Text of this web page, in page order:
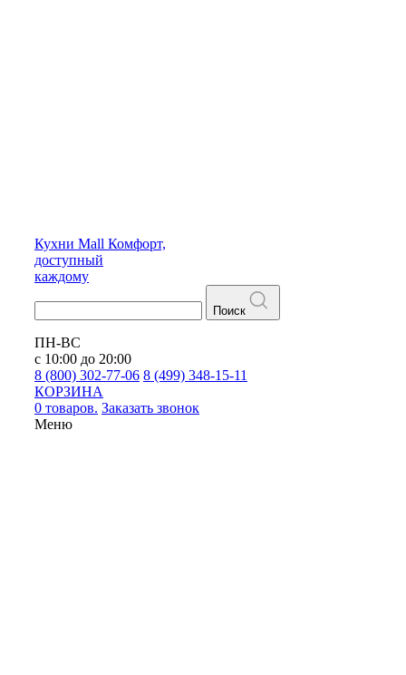
Кухни Mall Комфорт,
доступный
каждому
Поиск
ПН-ВС
с 10:00 до 20:00
8 (800) 302-77-06 8 (499) 348-15-11
КОРЗИНА
0 товаров. Заказать звонок
Меню